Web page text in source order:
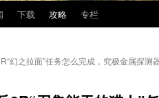
下载 攻略 专栏
幻之拉面”任务怎么完成，究极金属探测